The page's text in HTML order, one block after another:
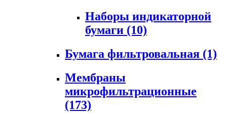
Наборы индикаторной
бумаги (10)
Бумага фильтровальная (1)
Мембраны
микрофильтрационные
(173)